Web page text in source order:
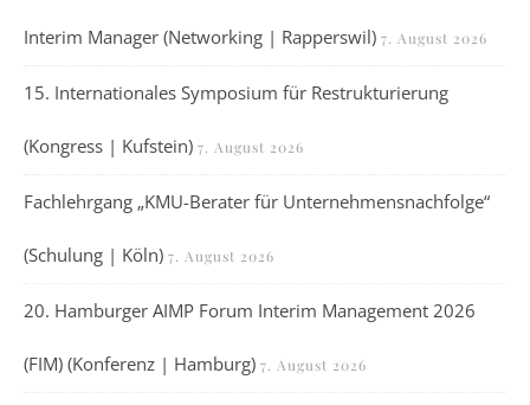
Interim Manager (Networking | Rapperswil) 7. August 2026
15. Internationales Symposium für Restrukturierung
(Kongress | Kufstein) 7. August 2026
Fachlehrgang „KMU-Berater für Unternehmensnachfolge“
(Schulung | Köln) 7. August 2026
20. Hamburger AIMP Forum Interim Management 2026
(FIM) (Konferenz | Hamburg) 7. August 2026